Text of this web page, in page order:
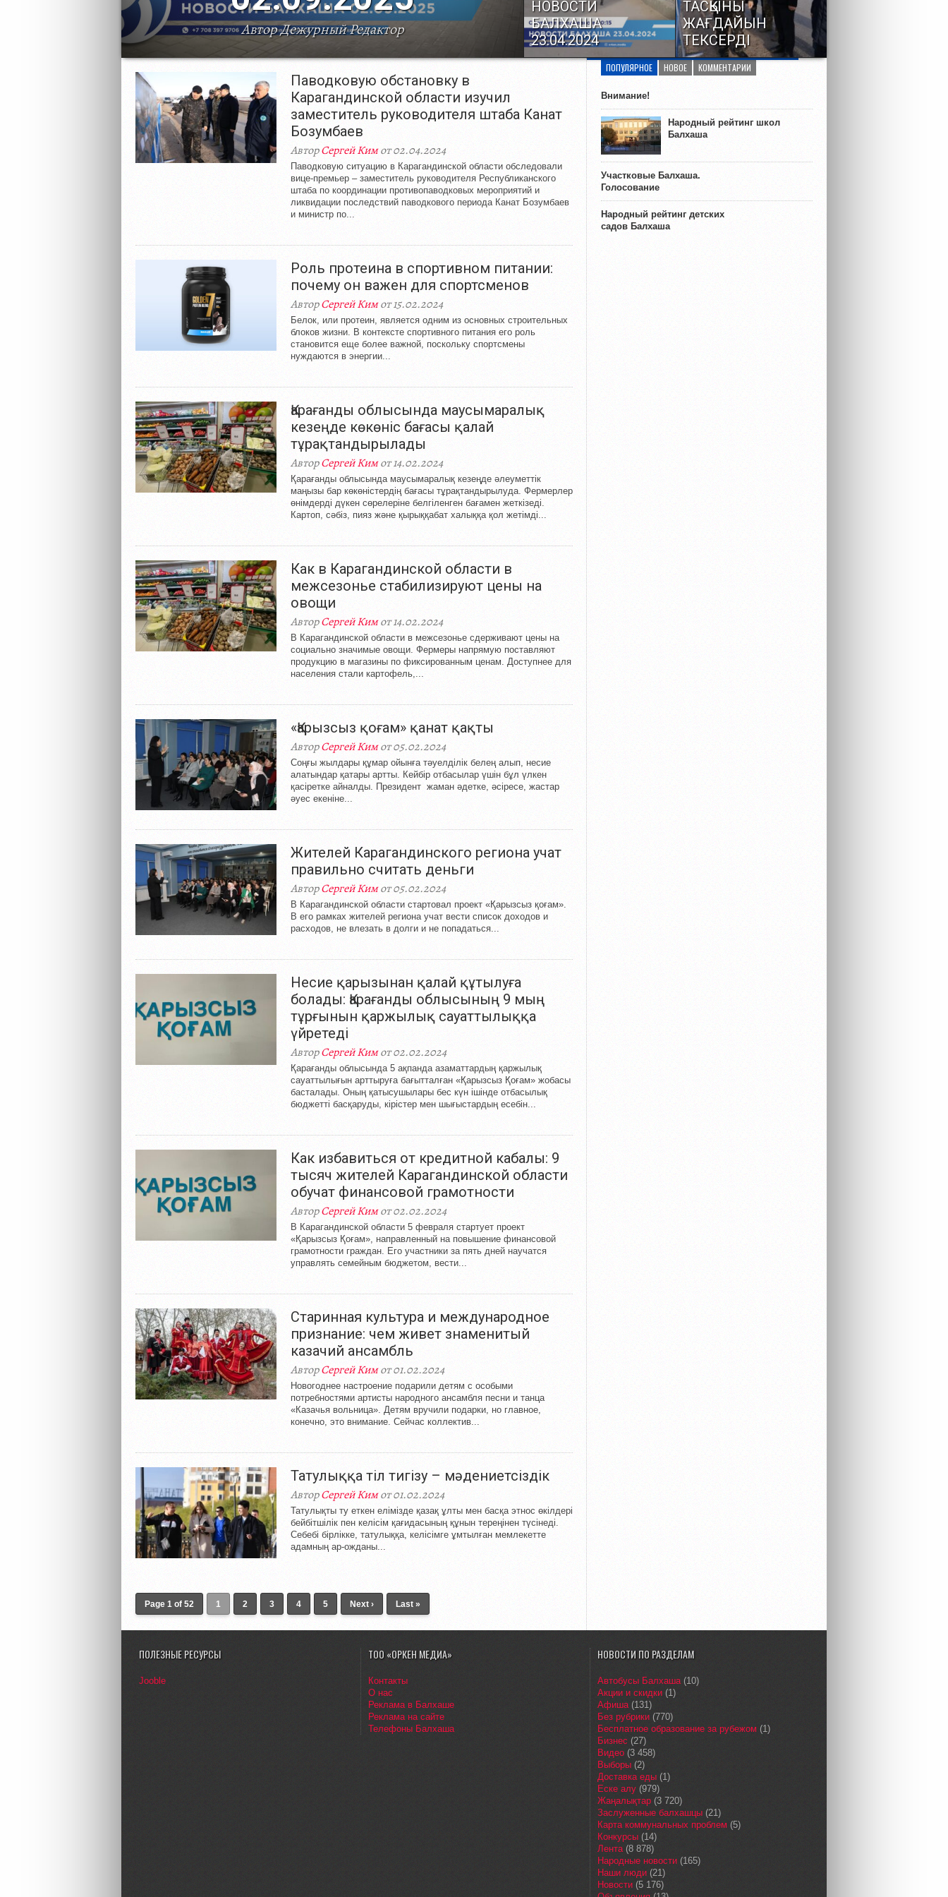
Автор Дежурный Редактор
Social Like WordPress
НОВОСТИ
БАЛХАША
23.04.2024
Social Like WordPress
ТАСҚЫНЫ
ЖАҒДАЙЫН
ТЕКСЕРДІ
Вице-премьер – Су тасқынына
қарсы шараларды үйлестіру
Паводковую обстановку в
Карагандинской области изучил
заместитель руководителя штаба Канат
Бозумбаев
АвторСергей Кимот 02.04.2024
Паводковую ситуацию в Карагандинской области обследовали
вице-премьер – заместитель руководителя Республиканского
штаба по координации противопаводковых мероприятий и
ликвидации последствий паводкового периода Канат Бозумбаев
и министр по...
Роль протеина в спортивном питании:
почему он важен для спортсменов
АвторСергей Кимот 15.02.2024
Белок, или протеин, является одним из основных строительных
блоков жизни. В контексте спортивного питания его роль
становится еще более важной, поскольку спортсмены
нуждаются в энергии...
Қарағанды облысында маусымаралық
кезеңде көкөніс бағасы қалай
тұрақтандырылады
АвторСергей Кимот 14.02.2024
Қарағанды облысында маусымаралық кезеңде әлеуметтік
маңызы бар көкөністердің бағасы тұрақтандырылуда. Фермерлер
өнімдерді дүкен сөрелеріне белгіленген бағамен жеткізеді.
Картоп, сәбіз, пияз және қырыққабат халыққа қол жетімді...
Как в Карагандинской области в
межсезонье стабилизируют цены на
овощи
АвторСергей Кимот 14.02.2024
В Карагандинской области в межсезонье сдерживают цены на
социально значимые овощи. Фермеры напрямую поставляют
продукцию в магазины по фиксированным ценам. Доступнее для
населения стали картофель,...
«Қарызсыз қоғам» қанат қақты
АвторСергей Кимот 05.02.2024
Соңғы жылдары құмар ойынға тәуелділік белең алып, несие
алатындар қатары артты. Кейбір отбасылар үшін бұл үлкен
қасіретке айналды. Президент жаман әдетке, әсіресе, жастар
әуес екеніне...
Жителей Карагандинского региона учат
правильно считать деньги
АвторСергей Кимот 05.02.2024
В Карагандинской области стартовал проект «Қарызсыз қоғам».
В его рамках жителей региона учат вести список доходов и
расходов, не влезать в долги и не попадаться...
Несие қарызынан қалай құтылуға
болады: Қарағанды облысының 9 мың
тұрғынын қаржылық сауаттылыққа
үйретеді
АвторСергей Кимот 02.02.2024
Қарағанды облысында 5 ақпанда азаматтардың қаржылық
сауаттылығын арттыруға бағытталған «Қарызсыз Қоғам» жобасы
басталады. Оның қатысушылары бес күн ішінде отбасылық
бюджетті басқаруды, кірістер мен шығыстардың есебін...
Как избавиться от кредитной кабалы: 9
тысяч жителей Карагандинской области
обучат финансовой грамотности
АвторСергей Кимот 02.02.2024
В Карагандинской области 5 февраля стартует проект
«Қарызсыз Қоғам», направленный на повышение финансовой
грамотности граждан. Его участники за пять дней научатся
управлять семейным бюджетом, вести...
Старинная культура и международное
признание: чем живет знаменитый
казачий ансамбль
АвторСергей Кимот 01.02.2024
Новогоднее настроение подарили детям с особыми
потребностями артисты народного ансамбля песни и танца
«Казачья вольница». Детям вручили подарки, но главное,
конечно, это внимание. Сейчас коллектив...
Татулыққа тіл тигізу – мәдениетсіздік
АвторСергей Кимот 01.02.2024
Татулықты ту еткен елімізде қазақ ұлты мен басқа этнос өкілдері
бейбітшілік пен келісім қағидасының құнын тереңінен түсінеді.
Себебі бірлікке, татулыққа, келісімге ұмтылған мемлекетте
адамның ар-ожданы...
Page 1 of 52 1 2 3 4 5 Next › Last »
ПОПУЛЯРНОЕ НОВОЕ КОММЕНТАРИИ
Внимание!
Народный рейтинг школ
Балхаша
Участковые Балхаша.
Голосование
Народный рейтинг детских
садов Балхаша
ПОЛЕЗНЫЕ РЕСУРСЫ
Jooble
ТОО «ОРКЕН МЕДИА»
Контакты
О нас
Реклама в Балхаше
Реклама на сайте
Телефоны Балхаша
НОВОСТИ ПО РАЗДЕЛАМ
Автобусы Балхаша(10)
Акции и скидки (1)
Афиша(131)
Без рубрики (770)
Бесплатное образование за рубежом (1)
Бизнес (27)
Видео (3 458)
Выборы (2)
Доставка еды (1)
Еске алу (979)
Жаңалықтар (3 720)
Заслуженные балхашцы (21)
Карта коммунальных проблем (5)
Конкурсы (14)
Лента(8 878)
Народные новости (165)
Наши люди (21)
Новости (5 176)